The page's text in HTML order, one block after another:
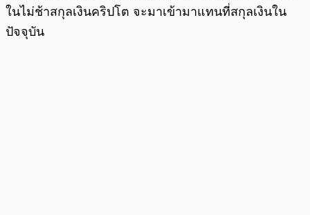
ในไม่ช้าสกุลเงินคริปโต จะมาเข้ามาแทนที่สกุลเงินใน
ปัจจุบัน